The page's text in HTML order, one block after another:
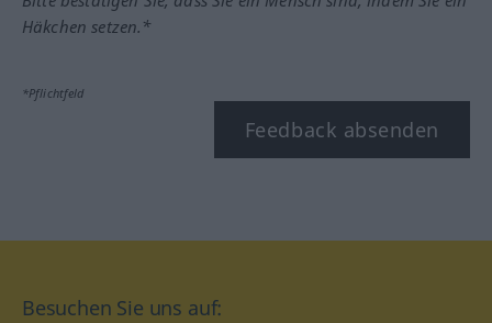
Häkchen setzen.*
*Pflichtfeld
Feedback absenden
Besuchen Sie uns auf: